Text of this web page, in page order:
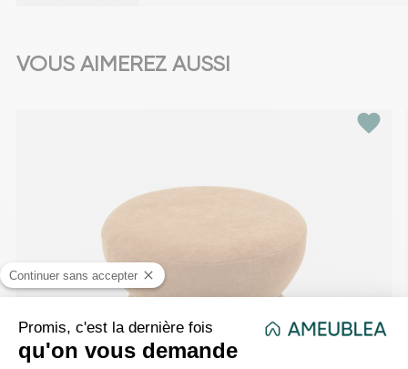
VOUS AIMEREZ AUSSI
favorite